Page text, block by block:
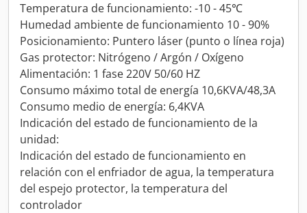
Temperatura de funcionamiento: -10 - 45℃
Humedad ambiente de funcionamiento 10 - 90%
Posicionamiento: Puntero láser (punto o línea roja)
Gas protector: Nitrógeno / Argón / Oxígeno
Alimentación: 1 fase 220V 50/60 HZ
Consumo máximo total de energía 10,6KVA/48,3A
Consumo medio de energía: 6,4KVA
Indicación del estado de funcionamiento de la
unidad:
Indicación del estado de funcionamiento en
relación con el enfriador de agua, la temperatura
del espejo protector, la temperatura del
controlador